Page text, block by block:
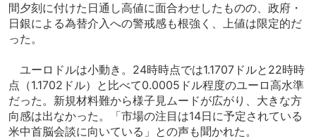
間夕刻に付けた日通し高値に面合わせしたものの、政府・
日銀による為替介入への警戒感も根強く、上値は限定的だ
った。
ユーロドルは小動き。24時時点では1.1707ドルと22時時
点（1.1702ドル）と比べて0.0005ドル程度のユーロ高水準
だった。新規材料難から様子見ムードが広がり、大きな方
向感は出なかった。「市場の注目は14日に予定されている
米中首脳会談に向いている」との声も聞かれた。